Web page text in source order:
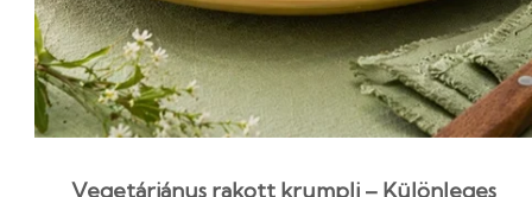
Vegetáriánus rakott krumpli – Különleges